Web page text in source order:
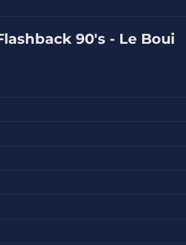
90's - Le Boui